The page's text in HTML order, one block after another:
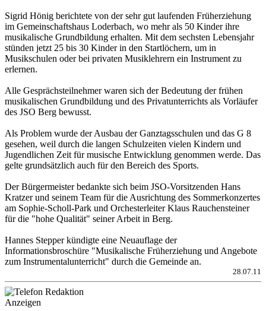
Sigrid Hönig berichtete von der sehr gut laufenden Früherziehung
im Gemeinschaftshaus Loderbach, wo mehr als 50 Kinder ihre
musikalische Grundbildung erhalten. Mit dem sechsten Lebensjahr
stünden jetzt 25 bis 30 Kinder in den Startlöchern, um in
Musikschulen oder bei privaten Musiklehrern ein Instrument zu
erlernen.
Alle Gesprächsteilnehmer waren sich der Bedeutung der frühen
musikalischen Grundbildung und des Privatunterrichts als Vorläufer
des JSO Berg bewusst.
Als Problem wurde der Ausbau der Ganztagsschulen und das G 8
gesehen, weil durch die langen Schulzeiten vielen Kindern und
Jugendlichen Zeit für musische Entwicklung genommen werde. Das
gelte grundsätzlich auch für den Bereich des Sports.
Der Bürgermeister bedankte sich beim JSO-Vorsitzenden Hans
Kratzer und seinem Team für die Ausrichtung des Sommerkonzertes
am Sophie-Scholl-Park und Orchesterleiter Klaus Rauchensteiner
für die "hohe Qualität" seiner Arbeit in Berg.
Hannes Stepper kündigte eine Neuauflage der
Informationsbroschüre "Musikalische Früherziehung und Angebote
zum Instrumentalunterricht" durch die Gemeinde an.
28.07.11
Anzeigen